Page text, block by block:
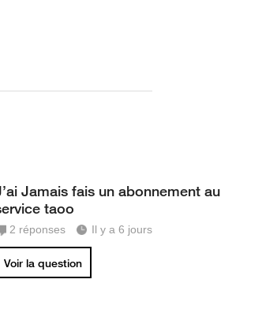
Jamais fais un abonnement au
taoo
2 réponses Il y a 6 jours
Voir la question